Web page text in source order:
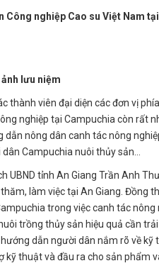
nghiệp Cao su Việt Nam
lưu niệm
thành viên đại diện các đơn vị
nghiệp tại Campuchia còn rất
dẫn nông dân canh tác nông
Campuchia nuôi thủy sản…
UBND tỉnh An Giang Trần Anh
làm việc tại An Giang. Đồng
trong việc canh tác
trồng thủy sản hiệu quả cần
dẫn người dân nắm rõ về
thuật và đầu ra cho sản phẩm